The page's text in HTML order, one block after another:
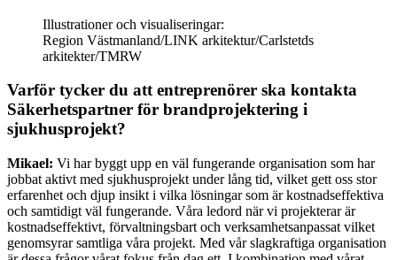
Illustrationer och visualiseringar:
Region Västmanland/LINK arkitektur/Carlstetds
arkitekter/TMRW
Varför tycker du att entreprenörer ska kontakta
Säkerhetspartner för brandprojektering i
sjukhusprojekt?
Mikael: Vi har byggt upp en väl fungerande organisation som har
jobbat aktivt med sjukhusprojekt under lång tid, vilket gett oss stor
erfarenhet och djup insikt i vilka lösningar som är kostnadseffektiva
och samtidigt väl fungerande. Våra ledord när vi projekterar är
kostnadseffektivt, förvaltningsbart och verksamhetsanpassat vilket
genomsyrar samtliga våra projekt. Med vår slagkraftiga organisation